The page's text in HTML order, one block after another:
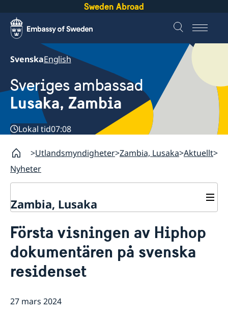
Sweden Abroad
SvenskaEnglish
Sveriges ambassad
Lusaka, Zambia
Lokal tid07:08
Utlandsmyndigheter Zambia, Lusaka Aktuellt
Nyheter
Zambia, Lusaka
Nyheter
Nya pass och nationella identitetskort den 1 januari
WikiGap Zambia 2021
Ambassaden håller stängt 13 maj
Lediga tjänster
Upphandlingar
GDPR
Kontakt
Om oss
Ambassadens personal
Första visningen av Hiphop
dokumentären på svenska
residenset
27 mars 2024